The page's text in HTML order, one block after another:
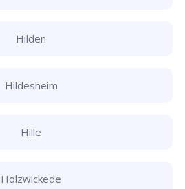
Hilden
Hildesheim
Hille
Holzwickede